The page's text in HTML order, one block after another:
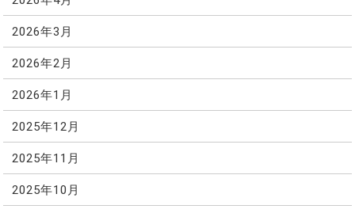
2026年3月
2026年2月
2026年1月
2025年12月
2025年11月
2025年10月